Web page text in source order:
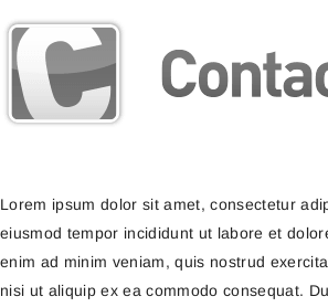
Lorem ipsum dolor sit amet, consectetur
eiusmod tempor incididunt ut labore et
enim ad minim veniam, quis nostrud
nisi ut aliquip ex ea commodo consequat.